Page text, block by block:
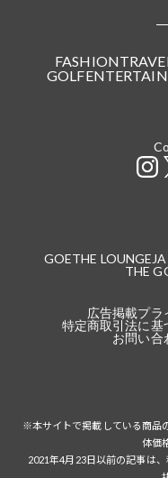
FASHION
GOLF
GOETHE LOUNGE
THE
広告掲載プラ
特定商取引法に基
お問い合
※本サイトで掲載している商品
体価
2021年4月23日以前の記事は